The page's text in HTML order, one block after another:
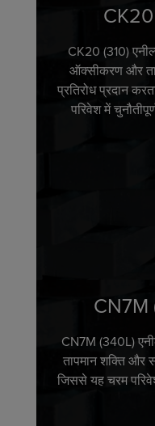
CK20
CK20 (310)
ऑक्सीकरण और
प्रतिरोध प्रदान
परिवेश में
CN7M
CN7M (340L)
तापमान शक्ति और
जिससे यह चरम